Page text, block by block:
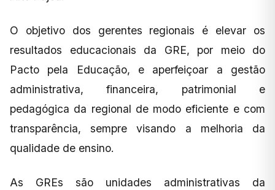
O objetivo dos gerentes regionais é elevar os
resultados educacionais da GRE, por meio do
Pacto pela Educação, e aperfeiçoar a gestão
administrativa, financeira, patrimonial e
pedagógica da regional de modo eficiente e com
transparência, sempre visando a melhoria da
qualidade de ensino.
As GREs são unidades administrativas da